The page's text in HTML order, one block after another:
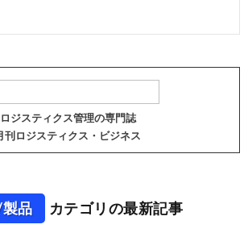
ロジスティクス管理の専門誌
刊ロジスティクス・ビジネス
品 カテゴリの最新記事